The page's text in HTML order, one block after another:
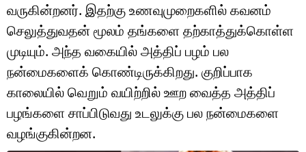
லைஃப்ஸ்டைல்
வணிகம்
டெக்னாலஜி
ஆன்மீகம்
வைரல்
வருகின்றனர். இதற்கு உணவுமுறைகளில் கவனம்
செலுத்துவதன் மூலம் தங்களை தற்காத்துக்கொள்ள
முடியும். அந்த வகையில் அத்திப் பழம் பல
நன்மைகளைக் கொண்டிருக்கிறது. குறிப்பாக
காலையில் வெறும் வயிற்றில் ஊற வைத்த அத்திப்
பழங்களை சாப்பிடுவது உடலுக்கு பல நன்மைகளை
வழங்குகின்றன.